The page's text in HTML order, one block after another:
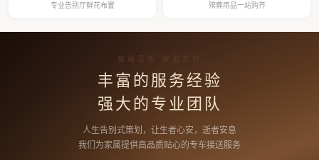
专业告别厅鲜花布置 殡葬用品一站购齐
高端品质 按需定制
丰富的服务经验
强大的专业团队
人生告别式策划，让生者心安，逝者安息
我们为家属提供高品质贴心的专车接送服务